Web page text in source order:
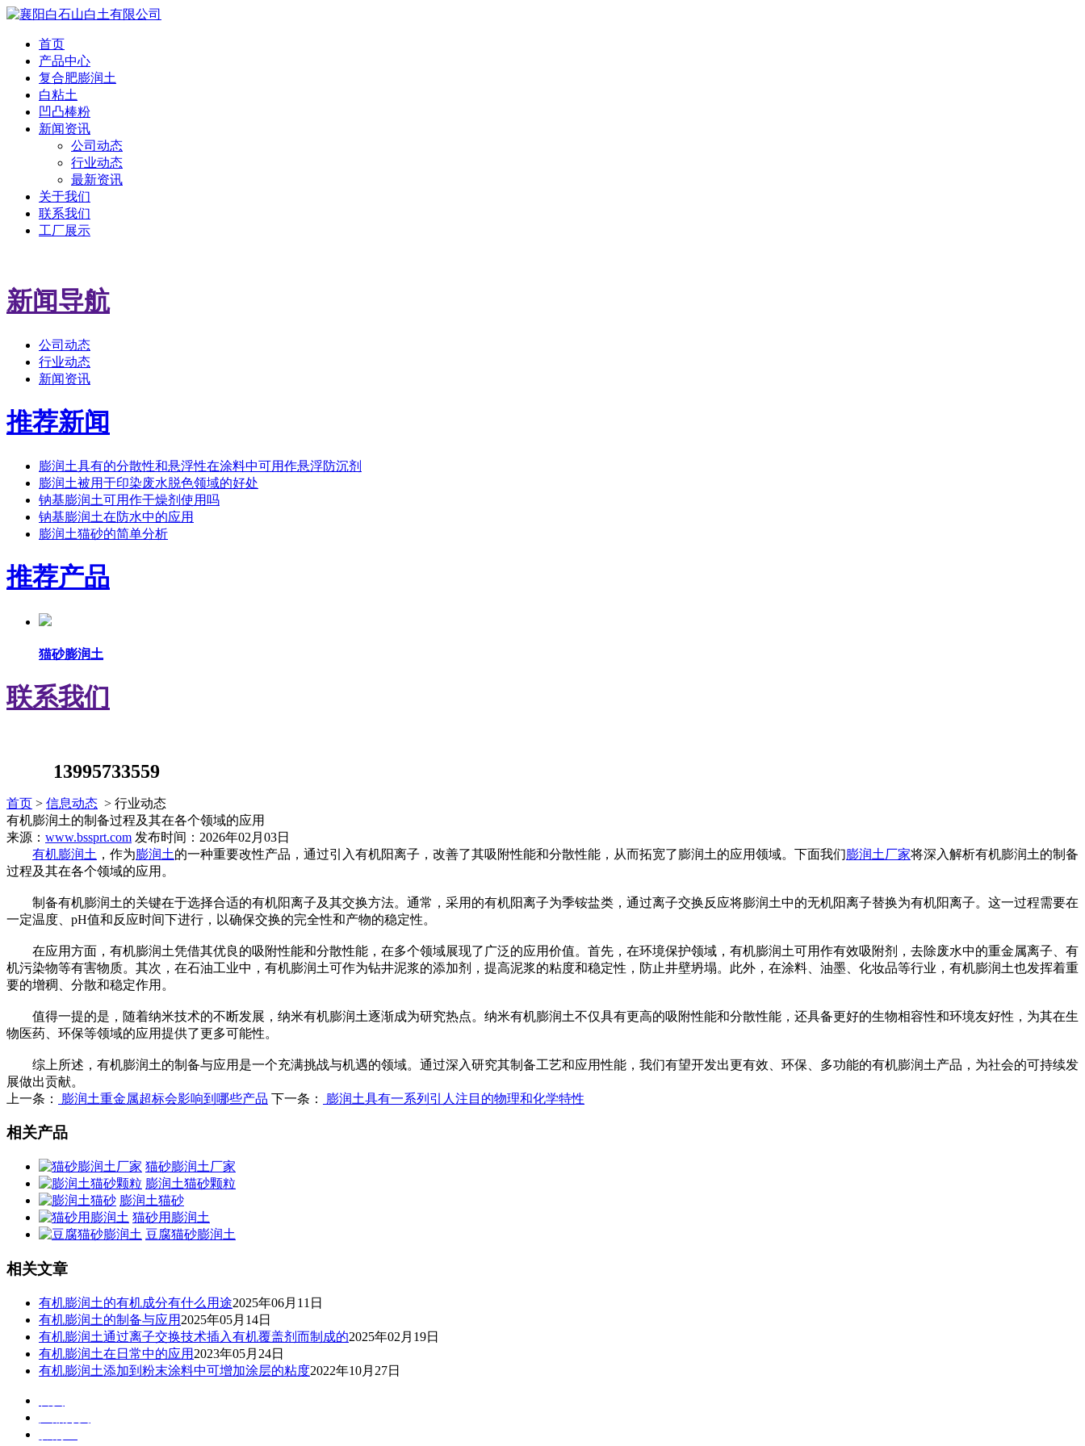
首页
产品中心
复合肥膨润土
白粘土
凹凸棒粉
新闻资讯
公司动态
行业动态
最新资讯
关于我们
联系我们
工厂展示
新闻导航
公司动态
行业动态
新闻资讯
推荐新闻
膨润土具有的分散性和悬浮性在涂料中可用作悬浮防沉剂
膨润土被用于印染废水脱色领域的好处
钠基膨润土可用作干燥剂使用吗
钠基膨润土在防水中的应用
膨润土猫砂的简单分析
推荐产品
猫砂膨润土
联系我们
13995733559
首页 > 信息动态 > 行业动态
有机膨润土的制备过程及其在各个领域的应用
来源： www.bssprt.com 发布时间：2026年02月03日
有机膨润土 ，作为膨润土的一种重要改性产品，通过引入有机阳离子，改善了其吸附性能和分散性能，从而拓宽了膨润土的应用领域。下面我们膨润土厂家将深入解析有机膨润土的制备
过程及其在各个领域的应用。
制备有机膨润土的关键在于选择合适的有机阳离子及其交换方法。通常，采用的有机阳离子为季铵盐类，通过离子交换反应将膨润土中的无机阳离子替换为有机阳离子。这一过程需要在
一定温度、pH值和反应时间下进行，以确保交换的完全性和产物的稳定性。
在应用方面，有机膨润土凭借其优良的吸附性能和分散性能，在多个领域展现了广泛的应用价值。首先，在环境保护领域，有机膨润土可用作有效吸附剂，去除废水中的重金属离子、有
机污染物等有害物质。其次，在石油工业中，有机膨润土可作为钻井泥浆的添加剂，提高泥浆的粘度和稳定性，防止井壁坍塌。此外，在涂料、油墨、化妆品等行业，有机膨润土也发挥着重
要的增稠、分散和稳定作用。
值得一提的是，随着纳米技术的不断发展，纳米有机膨润土逐渐成为研究热点。纳米有机膨润土不仅具有更高的吸附性能和分散性能，还具备更好的生物相容性和环境友好性，为其在生
物医药、环保等领域的应用提供了更多可能性。
综上所述，有机膨润土的制备与应用是一个充满挑战与机遇的领域。通过深入研究其制备工艺和应用性能，我们有望开发出更有效、环保、多功能的有机膨润土产品，为社会的可持续发
展做出贡献。
上一条：
膨润土重金属超标会影响到哪些产品 下一条： 膨润土具有一系列引人注目的物理和化学特性
相关产品
猫砂膨润土厂家
膨润土猫砂颗粒
膨润土猫砂
猫砂用膨润土
豆腐猫砂膨润土
相关文章
有机膨润土的有机成分有什么用途2025年06月11日
有机膨润土的制备与应用 2025年05月14日
有机膨润土通过离子交换技术插入有机覆盖剂而制成的2025年02月19日
有机膨润土在日常中的应用 2023年05月24日
有机膨润土添加到粉末涂料中可增加涂层的粘度2022年10月27日